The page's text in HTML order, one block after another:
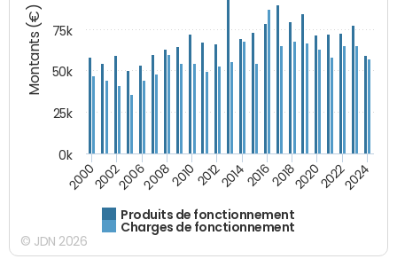
Montants (€)
Produits de fonctionnement
Charges de fonctionnement
200020022006200820102012201420162018202020222024
0k
25k
50k
75k
© JDN 2026